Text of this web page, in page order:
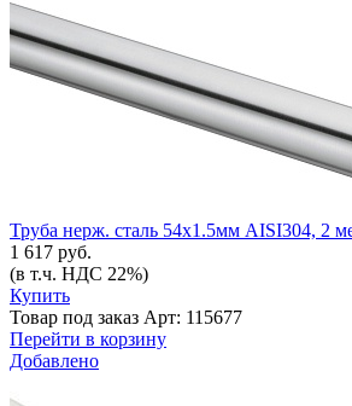
Труба нерж. сталь 54х1.5мм AISI304, 2
1 617 руб.
(в т.ч. НДС 22%)
Купить
Товар под заказ Арт: 115677
Перейти в корзину
Добавлено